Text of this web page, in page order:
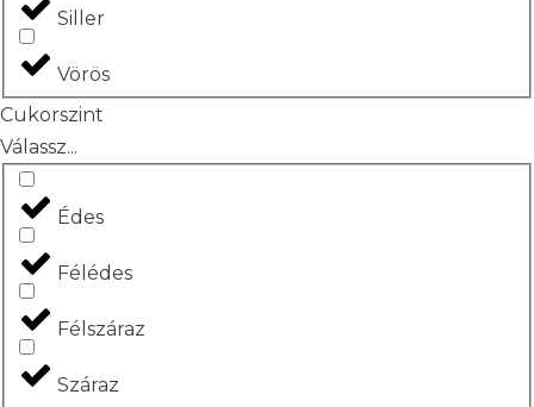
Siller
Vörös
Cukorszint
Válassz...
Édes
Félédes
Félszáraz
Száraz